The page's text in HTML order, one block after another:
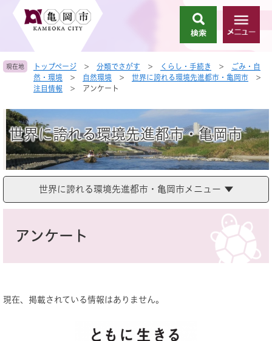
頭
。
飛
て
本
文
へ
索
メ
ニ
ー
現在地 トップページ > 分類でさがす > くらし・手続き >
ごみ・自
然・環境
> 自然環境 > 世界に誇れる環境先進都市・亀岡市
>
注目情報
> アンケート
世界に誇れる環境先進都市・亀岡市
世界に誇れる環境先進都市・亀岡市メニュー
アンケート
現在、掲載されている情報はありません。